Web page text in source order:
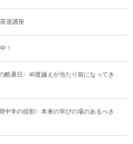
道講座
！
酷暑日〉40度越えが当たり前になってき
中学の役割〉本来の学びの場のあるべき